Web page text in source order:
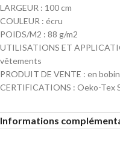
LARGEUR : 100 cm
COULEUR : écru
POIDS/M2 : 88 g/m2
UTILISATIONS ET
vêtements
PRODUIT DE VENTE : en
CERTIFICATIONS : Oeko-Tex
Informations